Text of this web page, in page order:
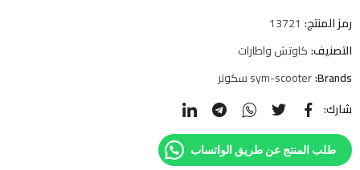
رمز المنتج: 13721
التصنيف:كاوتش واطارات
Brands: sym-scooter سكوتر
شارك:
طلب المنتج عن طريق الواتساب